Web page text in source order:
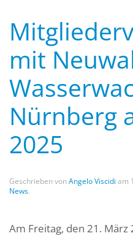
mit
Nürnberg
2025
Geschrieben vonAngelo Viscidi am
News.
Am Freitag, den 21.